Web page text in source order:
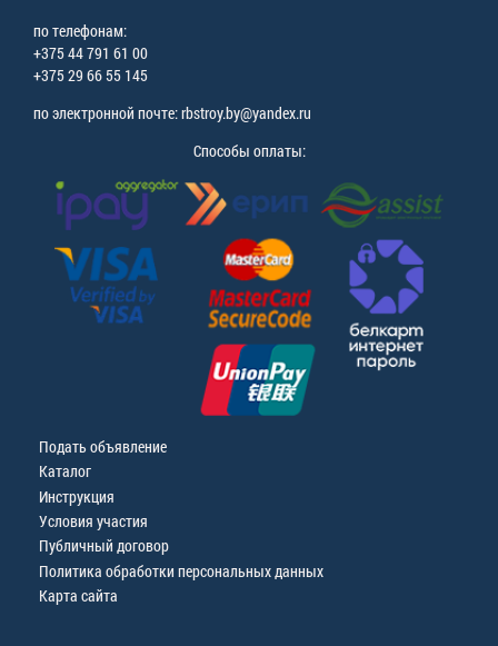
по телефонам:
+375 44 791 61 00
+375 29 66 55 145
по электронной почте: rbstroy.by@yandex.ru
Способы оплаты:
Подать объявление
Каталог
Инструкция
Условия участия
Публичный договор
Политика обработки персональных данных
Карта сайта